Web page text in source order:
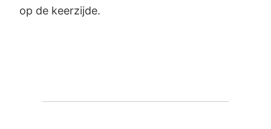
op de keerzijde.